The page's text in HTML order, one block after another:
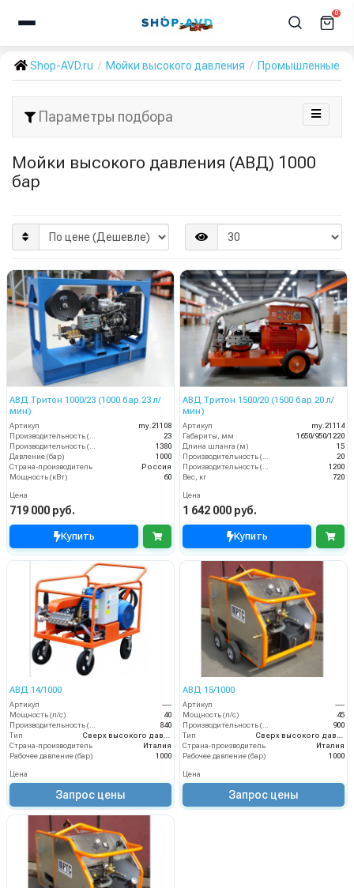
0
Shop-AVD.ru Мойки высокого давления Промышленные
Параметры подбора
Мойки высокого давления (АВД) 1000
бар
АВД Тритон 1000/23 (1000 бар 23 л/
мин)
Артикул
my.21108
23
1380
Давление (бар)
1000
Страна-производитель
Россия
Мощность (кВт)
60
Цена
719 000 руб.
Купить
АВД Тритон 1500/20 (1500 бар 20 л/
мин)
Артикул
my.21114
Габариты, мм
1650/950/1220
Длина шланга (м)
15
20
1200
Вес, кг
720
Цена
1 642 000 руб.
Купить
АВД 14/1000
Артикул
----
Мощность (л/с)
40
Производительность (л/ч)
840
Тип
Сверх высокого давления
Страна-производитель
Италия
Рабочее давление (бар)
1000
Цена
Запрос цены
АВД 15/1000
Артикул
----
Мощность (л/с)
45
Производительность (л/ч)
900
Тип
Сверх высокого давления
Страна-производитель
Италия
Рабочее давление (бар)
1000
Цена
Запрос цены